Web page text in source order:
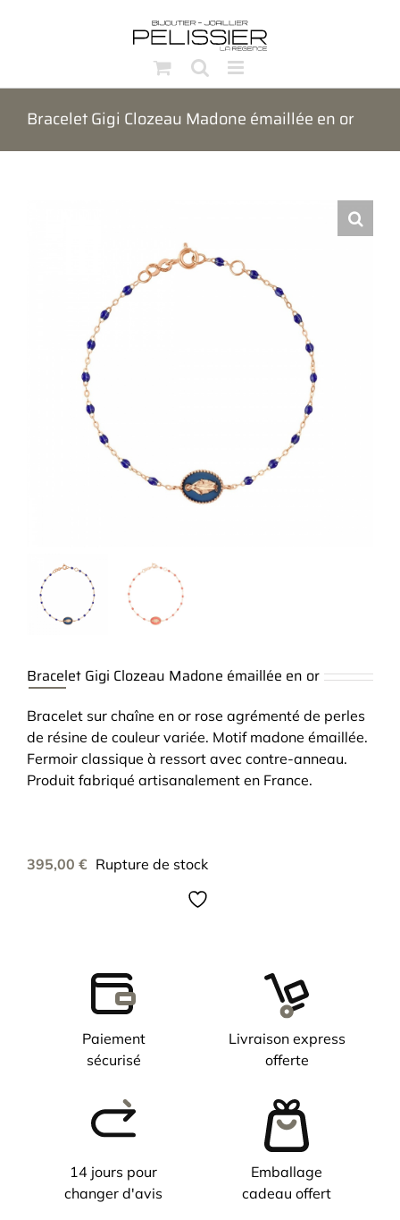
Bracelet Gigi Clozeau Madone émaillée en or
Bracelet Gigi Clozeau Madone émaillée en or
Bracelet sur chaîne en or rose agrémenté de perles
de résine de couleur variée. Motif madone émaillée.
Fermoir classique à ressort avec contre-anneau.
Produit fabriqué artisanalement en France.
395,00 € Rupture de stock
Paiement
sécurisé
Livraison express
offerte
14 jours pour
changer d'avis
Emballage
cadeau offert